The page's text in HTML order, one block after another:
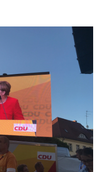
Landtag